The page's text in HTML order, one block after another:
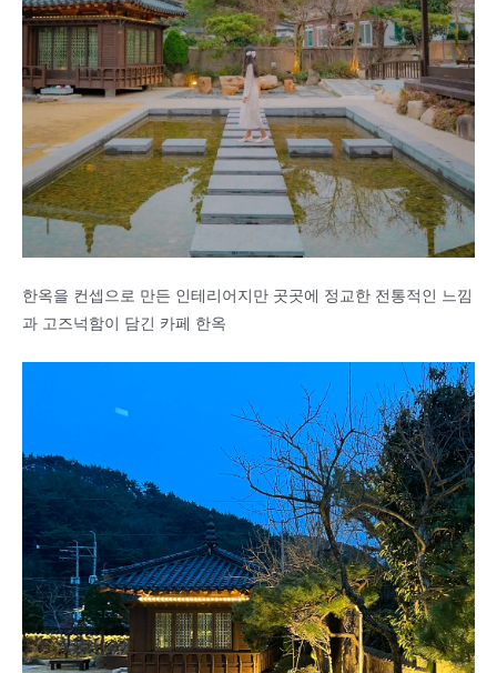
한옥을 컨셉으로 만든 인테리어지만 곳곳에 정교한 전통적인 느낌
과 고즈넉함이 담긴 카페 한옥